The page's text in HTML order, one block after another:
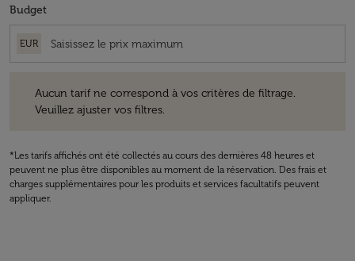
Budget
EUR
Aucun tarif ne correspond à vos critères de filtrage.
Veuillez ajuster vos filtres.
*Les tarifs affichés ont été collectés au cours des dernières 48 heures et
peuvent ne plus être disponibles au moment de la réservation. Des frais et
charges supplémentaires pour les produits et services facultatifs peuvent
appliquer.